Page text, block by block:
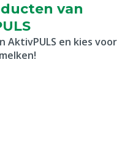
van
en kies voor